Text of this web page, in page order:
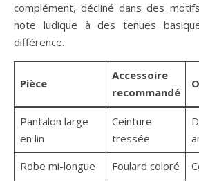
complément, décliné dans des
note ludique à des tenues
différence.
Pièce
Accessoire
recommandé
Pantalon large
en lin
Ceinture
tressée
Robe mi-longue
Foulard coloré